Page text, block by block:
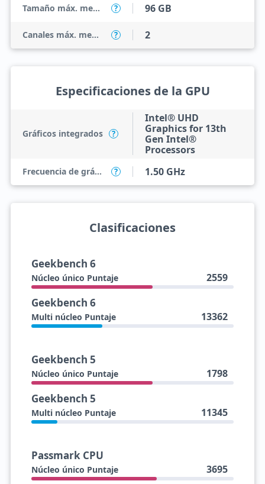
Tamaño máx. memoria ? 96 GB
Canales máx. memoria ? 2
Especificaciones de la GPU
Gráficos integrados ?
Intel® UHD
Graphics for 13th
Gen Intel®
Processors
Frecuencia de gráficos ? 1.50 GHz
Clasificaciones
Geekbench 6
Núcleo único Puntaje 2559
Geekbench 6
Multi núcleo Puntaje 13362
Geekbench 5
Núcleo único Puntaje 1798
Geekbench 5
Multi núcleo Puntaje 11345
Passmark CPU
Núcleo único Puntaje 3695